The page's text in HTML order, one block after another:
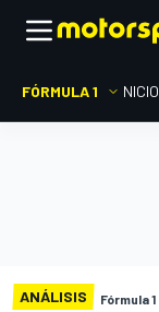
FÓRMULA 1 INICIO
ANÁLISIS Fórmula 1